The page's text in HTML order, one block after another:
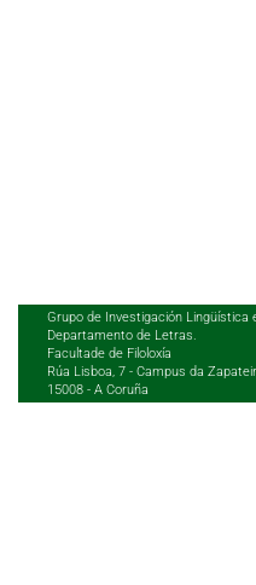
Grupo de Investigación Lingüística
Departamento de Letras.
Facultade de Filoloxía
Rúa Lisboa, 7 - Campus da
15008 - A Coruña